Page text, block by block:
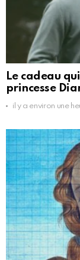
Le cadeau
princesse
il y a environ une